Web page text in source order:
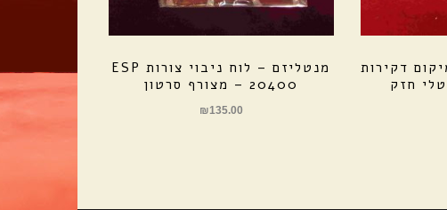
דקירות
מנטליזם – לוח ניבוי צורות ESP
20400 – מצורף סרטון
₪135.00